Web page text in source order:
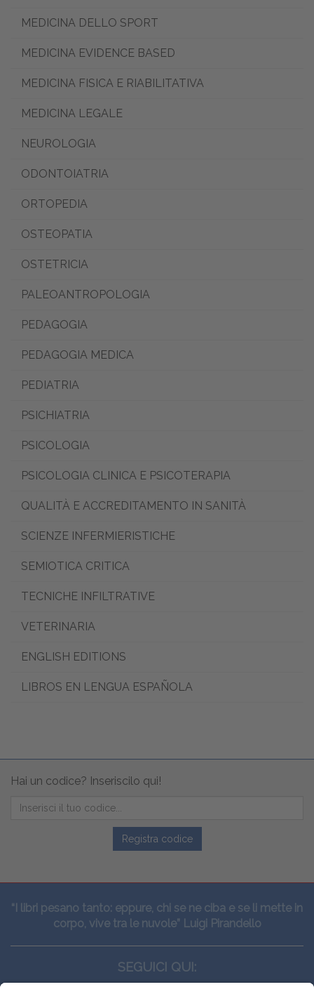
MEDICINA DELLO SPORT
MEDICINA EVIDENCE BASED
MEDICINA FISICA E RIABILITATIVA
MEDICINA LEGALE
NEUROLOGIA
ODONTOIATRIA
ORTOPEDIA
OSTEOPATIA
OSTETRICIA
PALEOANTROPOLOGIA
PEDAGOGIA
PEDAGOGIA MEDICA
PEDIATRIA
PSICHIATRIA
PSICOLOGIA
PSICOLOGIA CLINICA E PSICOTERAPIA
QUALITÀ E ACCREDITAMENTO IN SANITÀ
SCIENZE INFERMIERISTICHE
SEMIOTICA CRITICA
TECNICHE INFILTRATIVE
VETERINARIA
ENGLISH EDITIONS
LIBROS EN LENGUA ESPAÑOLA
Hai un codice? Inseriscilo qui!
Registra codice
“I libri pesano tanto: eppure, chi se ne ciba e se li mette in
corpo, vive tra le nuvole” Luigi Pirandello
SEGUICI QUI: